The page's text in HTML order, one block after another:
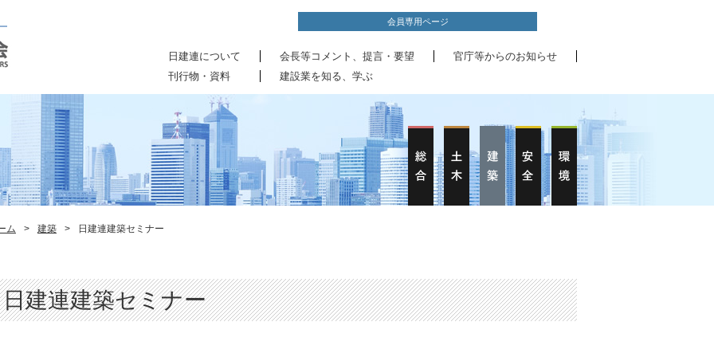
会員専用ページ
日建連について 会長等コメント、提言・要望
官庁等からのお知らせ
刊行物・資料
建設業を知る、学ぶ
ム > 建築 > 日建連建築セミナー
日建連建築セミナー